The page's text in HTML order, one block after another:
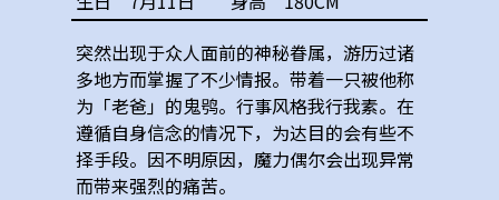
突然出现于众人面前的神秘眷属，游历过诸
多地方而掌握了不少情报。带着一只被他称
为「老爸」的鬼鸮。行事风格我行我素。在
遵循自身信念的情况下，为达目的会有些不
择手段。因不明原因，魔力偶尔会出现异常
而带来强烈的痛苦。